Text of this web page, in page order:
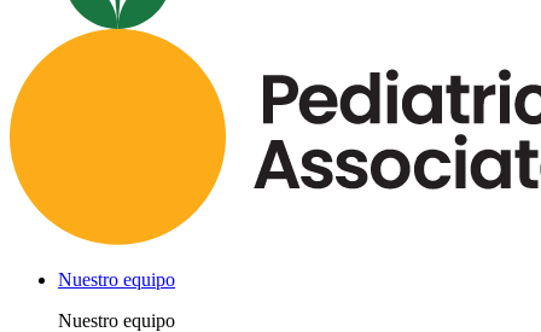
Nuestro equipo
Nuestro equipo